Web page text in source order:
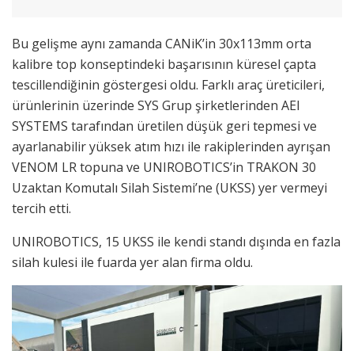
Bu gelişme aynı zamanda CANiK’in 30x113mm orta
kalibre top konseptindeki başarısının küresel çapta
tescillendiğinin göstergesi oldu. Farklı araç üreticileri,
ürünlerinin üzerinde SYS Grup şirketlerinden AEI
SYSTEMS tarafından üretilen düşük geri tepmesi ve
ayarlanabilir yüksek atım hızı ile rakiplerinden ayrışan
VENOM LR topuna ve UNIROBOTICS’in TRAKON 30
Uzaktan Komutalı Silah Sistemi’ne (UKSS) yer vermeyi
tercih etti.
UNIROBOTICS, 15 UKSS ile kendi standı dışında en fazla
silah kulesi ile fuarda yer alan firma oldu.